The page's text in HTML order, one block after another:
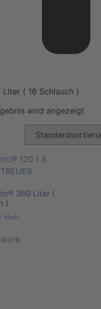
Liter ( 16 Schlauch )
wird angezeigt
360 Liter (
)
MwSt